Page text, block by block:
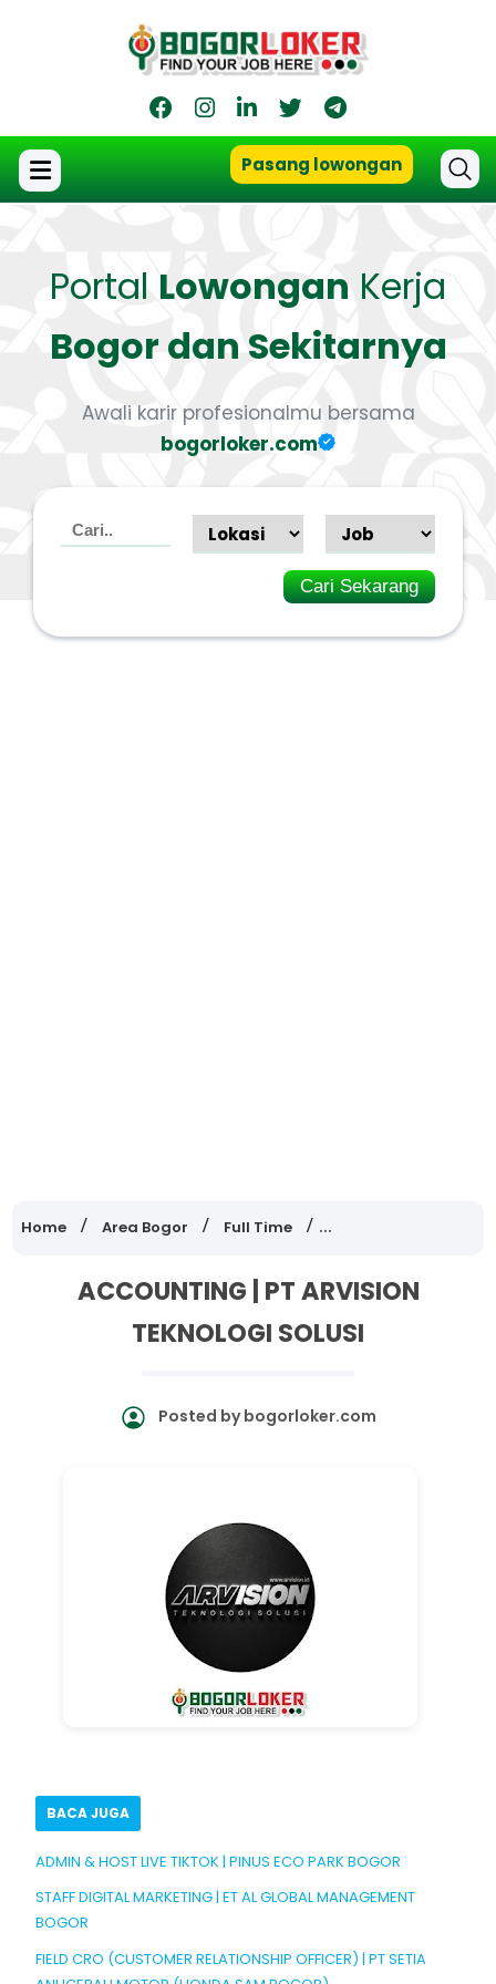
Pasang lowongan
Portal Lowongan Kerja
Bogor dan Sekitarnya
Awali karir profesionalmu bersama
bogorloker.com
Cari Sekarang
Home Area Bogor Full Time Lowongan Kerja
ACCOUNTING | PT ARVISION
TEKNOLOGI SOLUSI
Posted bybogorloker.com
BACA JUGA
ADMIN & HOST LIVE TIKTOK | PINUS ECO PARK BOGOR
STAFF DIGITAL MARKETING | ET AL GLOBAL MANAGEMENT
BOGOR
FIELD CRO (CUSTOMER RELATIONSHIP OFFICER) | PT SETIA